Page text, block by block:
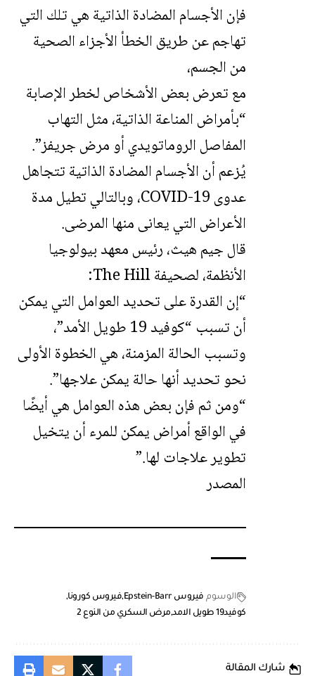
فإن الأجسام المضادة الذاتية هي تلك التي
تهاجم عن طريق الخطأ الأجزاء الصحية
من الجسم،
مع تعرض بعض الأشخاص لخطر الإصابة
“بأمراض المناعة الذاتية، مثل التهاب
المفاصل الروماتويدي أو مرض جريفز”.
يُزعم أن الأجسام المضادة الذاتية تتجاهل
عدوى COVID-19، وبالتالي تطيل مدة
الأعراض التي يعانى منها المرضى.
قال جيم هيث، رئيس معهد بيولوجيا
الأنظمة، لصحيفة The Hill:
“إن القدرة على تحديد العوامل التي يمكن
أن تسبب “كوفيد 19 طويل الأمد”،
وتسبب الحالة المزمنة، هي الخطوة الأولى
نحو تحديد أنها حالة يمكن علاجها”.
“ومن ثم فإن بعض هذه العوامل هي أيضًا
في الواقع أمراض يمكن للمرء أن يتخيل
تطوير علاجات لها.”
المصدر
الوسوم فيروس Epstein-Barr
فيروس كورونا
كوفيد19 طويل الامد
مرض السكري من النوع 2
شارك المقالة